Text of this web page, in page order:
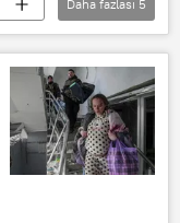
Daha fazlası 5